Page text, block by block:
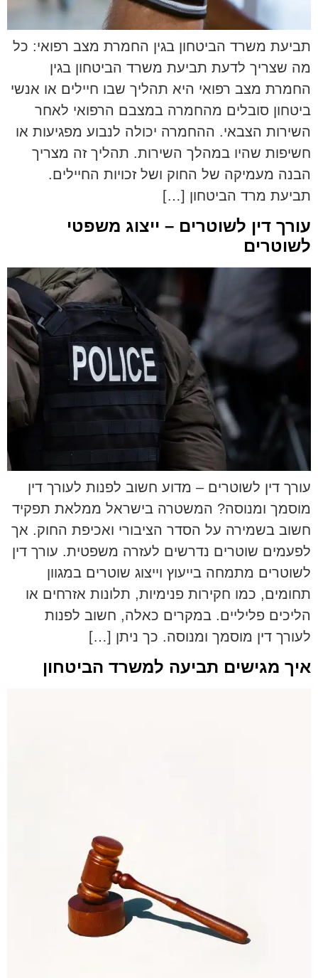
תביעת משרד הביטחון בגין החמרת מצב רפואי: כל
מה שצריך לדעת תביעת משרד הביטחון בגין
החמרת מצב רפואי היא תהליך שבו חיילים או אנשי
ביטחון סובלים מהחמרה במצבם הרפואי לאחר
השירות הצבאי. ההחמרה יכולה לנבוע מפגיעות או
חשיפות שהיו במהלך השירות. תהליך זה מצריך
הבנה מעמיקה של החוק ושל זכויות החיילים.
תביעת מרד הביטחון […]
עורך דין לשוטרים – ייצוג משפטי
לשוטרים
עורך דין לשוטרים – מדוע חשוב לפנות לעורך דין
מוסמך ומנוסה? המשטרה בישראל ממלאת תפקיד
חשוב בשמירה על הסדר הציבורי ואכיפת החוק. אך
לפעמים שוטרים נדרשים לעזרה משפטית. עורך דין
לשוטרים מתמחה בייעוץ וייצוג שוטרים במגוון
תחומים, כמו חקירות פנימיות, תלונות אזרחים או
הליכים פליליים. במקרים כאלה, חשוב לפנות
לעורך דין מוסמך ומנוסה. כך ניתן […]
איך מגישים תביעה למשרד הביטחון